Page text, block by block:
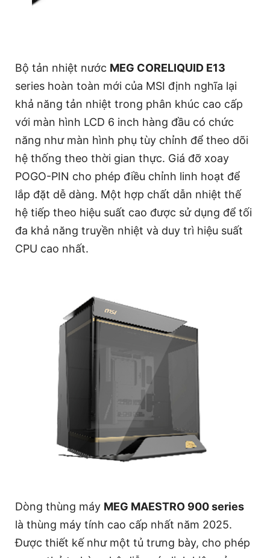
Bộ tản nhiệt nước MEG CORELIQUID E13
series hoàn toàn mới của MSI định nghĩa lại
khả năng tản nhiệt trong phân khúc cao cấp
với màn hình LCD 6 inch hàng đầu có chức
năng như màn hình phụ tùy chỉnh để theo dõi
hệ thống theo thời gian thực. Giá đỡ xoay
POGO-PIN cho phép điều chỉnh linh hoạt để
lắp đặt dễ dàng. Một hợp chất dẫn nhiệt thế
hệ tiếp theo hiệu suất cao được sử dụng để tối
đa khả năng truyền nhiệt và duy trì hiệu suất
CPU cao nhất.
Dòng thùng máy MEG MAESTRO 900 series
là thùng máy tính cao cấp nhất năm 2025.
Được thiết kế như một tủ trưng bày, cho phép